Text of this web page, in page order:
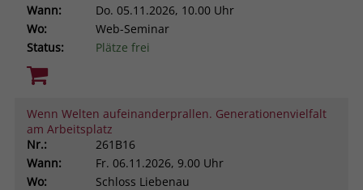
Wann:
Do. 05.11.2026, 10.00 Uhr
Wo:
Web-Seminar
Status:
Plätze frei
Wenn Welten aufeinanderprallen. Generationenvielfalt
am Arbeitsplatz
Nr.:
261B16
Wann:
Fr. 06.11.2026, 9.00 Uhr
Wo:
Schloss Liebenau